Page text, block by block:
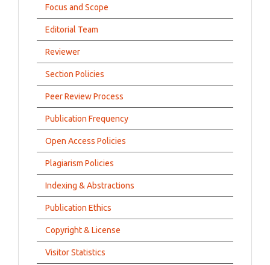
Focus and Scope
Editorial Team
Reviewer
Section Policies
Peer Review Process
Publication Frequency
Open Access Policies
Plagiarism Policies
Indexing & Abstractions
Publication Ethics
Copyright & License
Visitor Statistics